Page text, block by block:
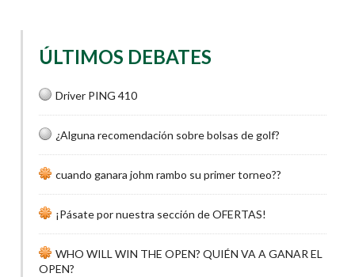
ÚLTIMOS DEBATES
Driver PING 410
¿Alguna recomendación sobre bolsas de golf?
cuando ganara johm rambo su primer torneo??
¡Pásate por nuestra sección de OFERTAS!
WHO WILL WIN THE OPEN? QUIÉN VA A GANAR EL
OPEN?